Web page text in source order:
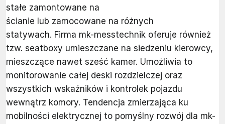
stałe zamontowane na
ścianie lub zamocowane na różnych
statywach. Firma mk-messtechnik oferuje również
tzw. seatboxy umieszczane na siedzeniu kierowcy,
mieszczące nawet sześć kamer. Umożliwia to
monitorowanie całej deski rozdzielczej oraz
wszystkich wskaźników i kontrolek pojazdu
wewnątrz komory. Tendencja zmierzająca ku
mobilności elektrycznej to pomyślny rozwój dla mk-